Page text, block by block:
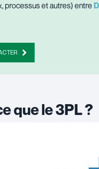
processus et autres) entre
que le 3PL ?